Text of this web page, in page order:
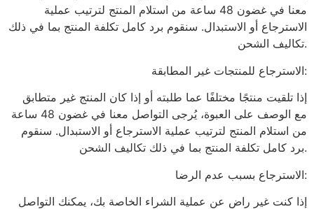
معنا في غضون 48 ساعة من استلام المنتج لترتيب عملية
الاسترجاع أو الاستبدال. سنقوم برد كامل تكلفة المنتج بما في ذلك
تكاليف الشحن.
الاسترجاع للمنتجات غير المطابقة:
إذا تلقيت منتجًا مختلفًا عما طلبته أو إذا كان المنتج غير متطابق
مع الوصف على العبوة، يُرجى التواصل معنا في غضون 48 ساعة
من استلام المنتج لترتيب عملية الاسترجاع أو الاستبدال. سنقوم
برد كامل تكلفة المنتج بما في ذلك تكاليف الشحن.
الاسترجاع بسبب عدم الرضا:
إذا كنت غير راضٍ عن عملية الشراء الخاصة بك، يمكنك التواصل